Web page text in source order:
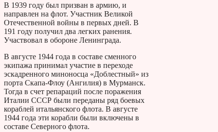
В 1939 году был призван в армию, и
направлен на флот. Участник Великой
Отечественной войны в первых дней. В
191 году получил два легких ранения.
Участвовал в обороне Ленинграда.
В августе 1944 года в составе сменного
экипажа принимал участие в переходе
эскадренного миноносца «Доблестный» из
порта Скапа-Флоу (Ангилия) в Мурманск.
Тогда в счет репараций после поражения
Италии СССР были переданы ряд боевых
кораблей итальянского флота. В августе
1944 года эти корабли были включены в
составе Северного флота.